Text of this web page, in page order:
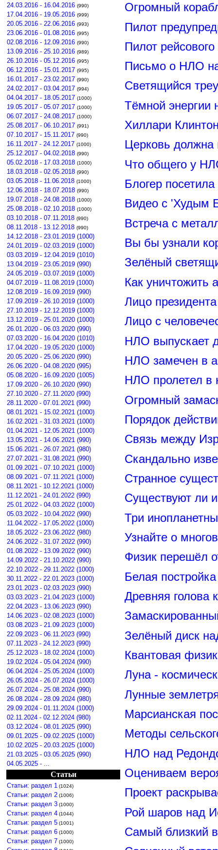
24.03.2016 - 16.04.2016 (990)
17.04.2016 - 19.05.2016 (999)
20.05.2016 - 22.06.2016 (993)
23.06.2016 - 01.08.2016 (995)
02.08.2016 - 12.09.2016 (990)
13.09.2016 - 25.10.2016 (989)
26.10.2016 - 05.12.2016 (995)
06.12.2016 - 15.01.2017 (995)
16.01.2017 - 23.02.2017 (990)
24.02.2017 - 03.04.2017 (994)
04.04.2017 - 18.05.2017 (1000)
19.05.2017 - 05.07.2017 (1000)
06.07.2017 - 24.08.2017 (1000)
25.08.2017 - 06.10.2017 (991)
07.10.2017 - 15.11.2017 (990)
16.11.2017 - 24.12.2017 (1000)
25.12.2017 - 04.02.2018 (990)
05.02.2018 - 17.03.2018 (1000)
18.03.2018 - 02.05.2018 (990)
03.05.2018 - 11.06.2018 (1000)
12.06.2018 - 18.07.2018 (990)
19.07.2018 - 24.08.2018 (1000)
25.08.2018 - 02.10.2018 (1000)
03.10.2018 - 07.11.2018 (990)
08.11.2018 - 13.12.2018 (990)
14.12.2018 - 23.01.2019 (1000)
24.01.2019 - 02.03.2019 (1000)
03.03.2019 - 12.04.2019 (1010)
13.04.2019 - 23.05.2019 (990)
24.05.2019 - 03.07.2019 (1000)
04.07.2019 - 11.08.2019 (1000)
12.08.2019 - 16.09.2019 (990)
17.09.2019 - 26.10.2019 (1000)
27.10.2019 - 12.12.2019 (1000)
13.12.2019 - 25.01.2020 (1000)
26.01.2020 - 06.03.2020 (990)
07.03.2020 - 16.04.2020 (1010)
17.04.2020 - 19.05.2020 (1000)
20.05.2020 - 25.06.2020 (990)
26.06.2020 - 04.08.2020 (995)
05.08.2020 - 16.09.2020 (1005)
17.09.2020 - 26.10.2020 (990)
27.10.2020 - 27.11.2020 (990)
28.11.2020 - 07.01.2021 (990)
08.01.2021 - 15.02.2021 (1000)
16.02.2021 - 31.03.2021 (1000)
01.04.2021 - 12.05.2021 (1000)
13.05.2021 - 14.06.2021 (990)
15.06.2021 - 26.07.2021 (980)
27.07.2021 - 31.08.2021 (990)
01.09.2021 - 07.10.2021 (1000)
08.09.2021 - 07.11.2021 (1000)
08.11.2021 - 10.12.2021 (1000)
11.12.2021 - 24.01.2022 (990)
25.01.2022 - 04.03.2022 (1000)
05.03.2022 - 10.04.2022 (990)
11.04.2022 - 17.05.2022 (1000)
18.05.2022 - 23.06.2022 (980)
24.06.2022 - 31.07.2022 (990)
01.08.2022 - 13.09.2022 (990)
14.09.2022 - 21.10.2022 (990)
22.10.2022 - 29.11.2022 (1000)
30.11.2022 - 22.01.2023 (1000)
23.01.2023 - 02.03.2023 (990)
03.03.2023 - 21.04.2023 (1000)
22.04.2023 - 13.06.2023 (990)
14.06.2023 - 02.08.2023 (1000)
03.08.2023 - 21.09.2023 (1000)
22.09.2023 - 06.11.2023 (990)
07.11.2023 - 24.12.2023 (990)
25.12.2023 - 18.02.2024 (1000)
19.02.2024 - 05.04.2024 (990)
06.04.2024 - 25.05.2024 (1000)
26.05.2024 - 26.07.2024 (1000)
26.07.2024 - 25.08.2024 (990)
26.08.2024 - 28.09.2024 (980)
29.09.2024 - 01.11.2024 (1000)
02.11.2024 - 02.12.2024 (980)
03.12.2024 - 08.01.2025 (990)
09.01.2025 - 09.02.2025 (1000)
10.02.2025 - 20.03.2025 (1000)
21.03.2025 - 03.05.2025 (990)
04.05.2025 - ...
Статьи
Статьи: раздел 1 (1024)
Статьи: раздел 2 (1006)
Статьи: раздел 3 (1000)
Статьи: раздел 4 (1044)
Статьи: раздел 5 (1001)
Статьи: раздел 6 (1000)
Статьи: раздел 7 (1000)
Огромный
Пилот
Пилот
Письмо о НЛО
Светящийся
Тёмной энергии
Хиллари
Церковь должна
Что общего у
Блогер
Видео с 'Худым
Встреча с
Вы бы узнали
Зелёный
Как уничтожить
Лицо
Лицо с
НЛО выпускает
НЛО замечен в
НЛО пролетел в
Огромный
Порядок
Связь между
Скандально
Странное
Существуют ли
Три
Узнайте о
Физик перешёл
Белая
Древняя голова
Зелёный диск
Квантовая
Луна -
Лунные
Марсианская
Методы
НЛО над
Оцениваем
Проект
Рой шаров над
Самый близкий